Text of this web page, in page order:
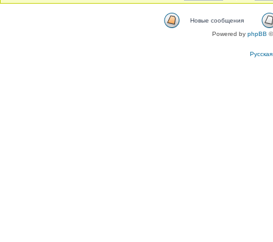
Новые сообщения
Powered by phpBB